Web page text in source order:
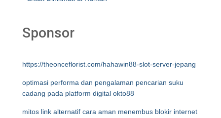
Sponsor
https://theonceflorist.com/hahawin88-slot-server-jepang
optimasi performa dan pengalaman pencarian suku
cadang pada platform digital okto88
mitos link alternatif cara aman menembus blokir internet